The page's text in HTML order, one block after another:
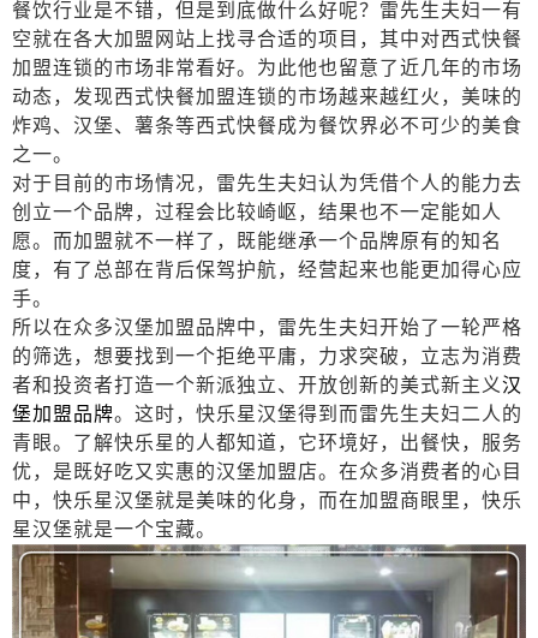
餐饮行业是不错，但是到底做什么好呢？雷先生夫妇一有
空就在各大加盟网站上找寻合适的项目，其中对西式快餐
加盟连锁的市场非常看好。为此他也留意了近几年的市场
动态，发现西式快餐加盟连锁的市场越来越红火，美味的
炸鸡、汉堡、薯条等西式快餐成为餐饮界必不可少的美食
之一。
对于目前的市场情况，雷先生夫妇认为凭借个人的能力去
创立一个品牌，过程会比较崎岖，结果也不一定能如人
愿。而加盟就不一样了，既能继承一个品牌原有的知名
度，有了总部在背后保驾护航，经营起来也能更加得心应
手。
所以在众多汉堡加盟品牌中，雷先生夫妇开始了一轮严格
的筛选，想要找到一个拒绝平庸，力求突破，立志为消费
者和投资者打造一个新派独立、开放创新的美式新主义汉
堡加盟品牌。这时，快乐星汉堡得到而雷先生夫妇二人的
青眼。了解快乐星的人都知道，它环境好，出餐快，服务
优，是既好吃又实惠的汉堡加盟店。在众多消费者的心目
中，快乐星汉堡就是美味的化身，而在加盟商眼里，快乐
星汉堡就是一个宝藏。